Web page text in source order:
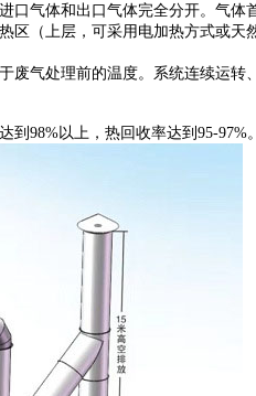
气体和出口气体完全分开。气
（上层，可采用电加热方式或
气处理前的温度。系统连续运转
98%以上，热回收率达到95-97%。